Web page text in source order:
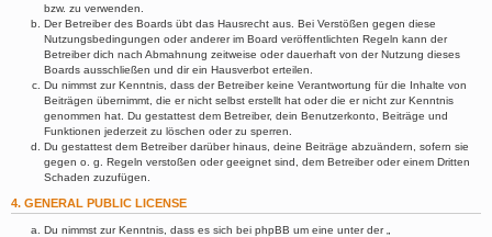
bzw. zu verwenden.
Der Betreiber des Boards übt das Hausrecht aus. Bei Verstößen gegen diese
Nutzungsbedingungen oder anderer im Board veröffentlichten Regeln kann der
Betreiber dich nach Abmahnung zeitweise oder dauerhaft von der Nutzung dieses
Boards ausschließen und dir ein Hausverbot erteilen.
Du nimmst zur Kenntnis, dass der Betreiber keine Verantwortung für die Inhalte von
Beiträgen übernimmt, die er nicht selbst erstellt hat oder die er nicht zur Kenntnis
genommen hat. Du gestattest dem Betreiber, dein Benutzerkonto, Beiträge und
Funktionen jederzeit zu löschen oder zu sperren.
Du gestattest dem Betreiber darüber hinaus, deine Beiträge abzuändern, sofern sie
gegen o. g. Regeln verstoßen oder geeignet sind, dem Betreiber oder einem Dritten
Schaden zuzufügen.
4. GENERAL PUBLIC LICENSE
Du nimmst zur Kenntnis, dass es sich bei phpBB um eine unter der „